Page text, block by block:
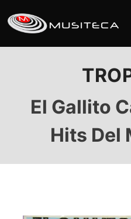
El Gallito
Hits Del